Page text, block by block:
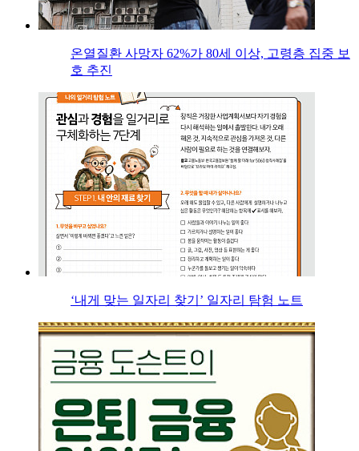
온열질환 사망자 62%가 80세 이상, 고령층 집중 보
호 추진
‘내게 맞는 일자리 찾기’ 일자리 탐험 노트